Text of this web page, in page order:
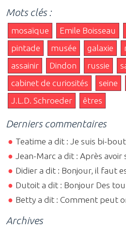
Mots clés :
mosaïque Emile Boisseau
pintade
musée galaxie
assainir
Dindon russie
cabinet de curiosités
seine
J.L.D. Schroeder
êtres
Derniers commentaires
Teatime a dit : Je suis bi-
Jean-Marc a dit : Après avoir
Didier a dit : Bonjour, il faut
Dutoit a dit : Bonjour Des
Betty a dit : Comment peut
Archives